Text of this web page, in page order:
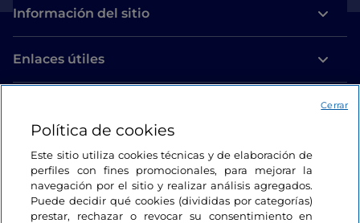
Información del sitio
Enlaces útiles
Estamos en contacto
Política de cookies
Este sitio utiliza cookies técnicas y de elaboración de
perfiles con fines promocionales, para mejorar la
navegación por el sitio y realizar análisis agregados.
Puede decidir qué cookies (divididas por categorías)
prestar, rechazar o revocar su consentimiento en
Cerrar